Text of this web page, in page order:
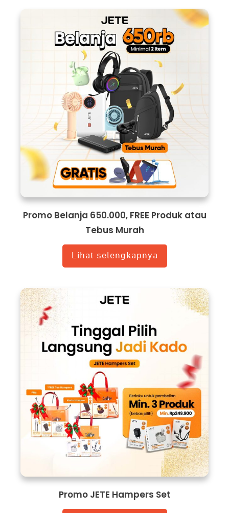
Promo Belanja 650.000, FREE Produk atau
Tebus Murah
Lihat selengkapnya
Promo JETE Hampers Set